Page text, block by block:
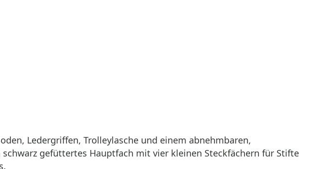
Ledergriffen, Trolleylasche und einem abnehmbaren,
gefüttertes Hauptfach mit vier kleinen Steckfächern für Stifte